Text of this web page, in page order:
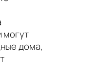
могут
дома,